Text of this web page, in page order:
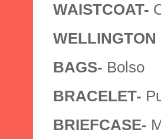
WAISTCOAT-
WELLINGTON
BAGS- Bolso
BRACELET-
BRIEFCASE-